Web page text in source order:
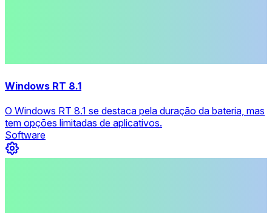
Windows RT 8.1
O Windows RT 8.1 se destaca pela duração da bateria, mas
tem opções limitadas de aplicativos.
Software